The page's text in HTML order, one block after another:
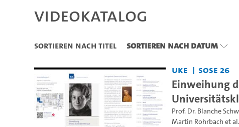
Videokatalog
Sortieren nach Titel Sortieren nach Datum
UKE SoSe 26
Einweihung
Prof. Dr. Blanche
Martin Rohrbach et al.